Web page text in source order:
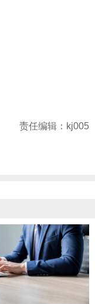
责任编辑：kj005